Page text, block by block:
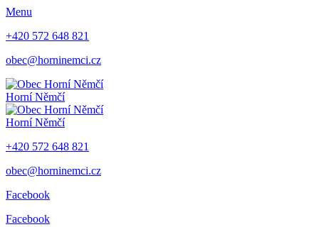
Menu
+420 572 648 821
obec@horninemci.cz
Horní Němčí
Horní Němčí
+420 572 648 821
obec@horninemci.cz
Facebook
Facebook